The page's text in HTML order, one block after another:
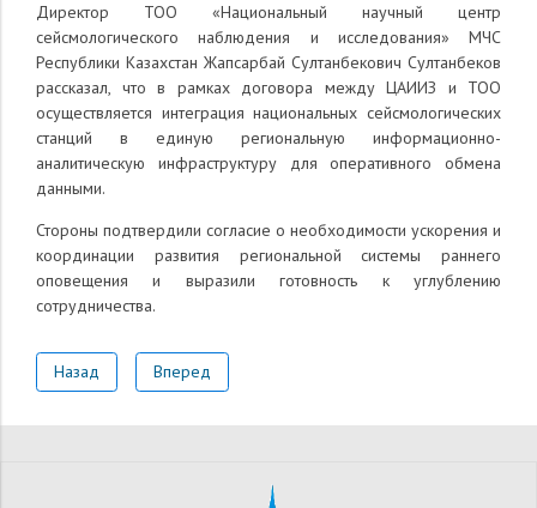
Директор ТОО «Национальный научный центр
сейсмологического наблюдения и исследования» МЧС
Республики Казахстан Жапсарбай Султанбекович Султанбеков
рассказал, что в рамках договора между ЦАИИЗ и ТОО
осуществляется интеграция национальных сейсмологических
станций в единую региональную информационно-
аналитическую инфраструктуру для оперативного обмена
данными.
Стороны подтвердили согласие о необходимости ускорения и
координации развития региональной системы раннего
оповещения и выразили готовность к углублению
сотрудничества.
Назад Вперед